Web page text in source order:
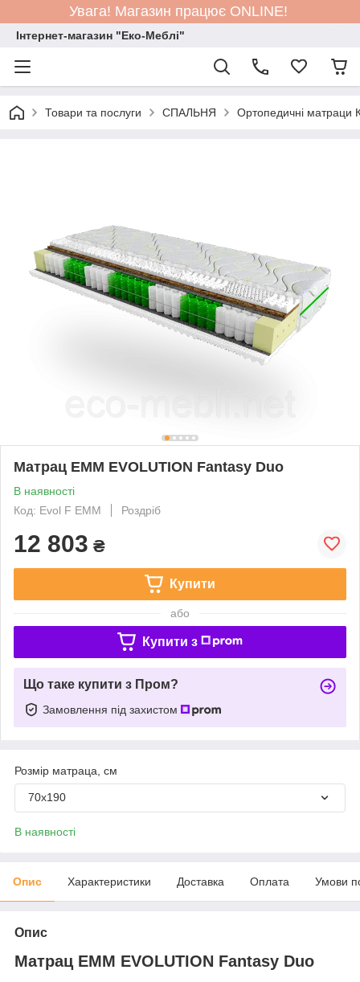
Увага! Магазин працює ONLINE!
Інтернет-магазин "Еко-Меблі"
Товари та послуги СПАЛЬНЯ Ортопедичні матраци
Матрац EMM EVOLUTION Fantasy Duo
В наявності
Код: Evol F EMM
Роздріб
12 803 ₴
Купити
або
Купити з
Що таке купити з Пром?
Замовлення під захистом
Розмір матраца, см
70х190
В наявності
Опис Характеристики Доставка Оплата Умови
Опис
Матрац EMM EVOLUTION Fantasy Duo